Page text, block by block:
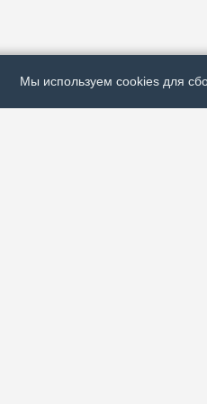
Мы используем cookies для